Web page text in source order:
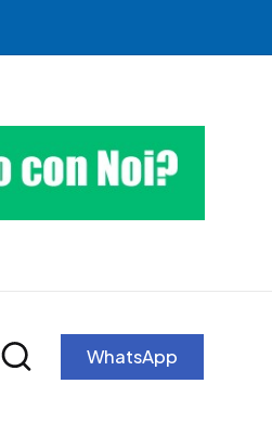
WhatsApp